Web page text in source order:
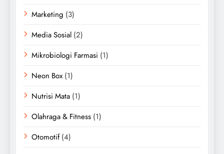
Marketing (3)
Media Sosial (2)
Mikrobiologi Farmasi (1)
Neon Box (1)
Nutrisi Mata (1)
Olahraga & Fitness (1)
Otomotif(4)